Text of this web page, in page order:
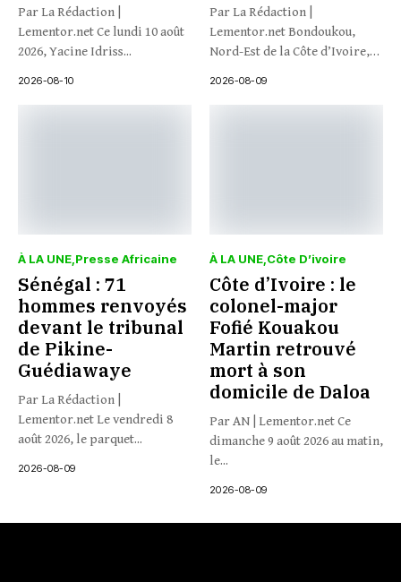
Par La Rédaction |
Lementor.net Ce lundi 10 août
2026, Yacine Idriss...
2026-08-10
Par La Rédaction |
Lementor.net Bondoukou,
Nord-Est de la Côte d’Ivoire,
2026-08-09
À LA UNE Presse Africaine
Sénégal : 71
hommes renvoyés
devant le tribunal
de Pikine-
Guédiawaye
Par La Rédaction |
Lementor.net Le vendredi 8
août 2026, le parquet...
2026-08-09
À LA UNE Côte D’ivoire
Côte d’Ivoire : le
colonel-major
Fofié Kouakou
Martin retrouvé
mort à son
domicile de Daloa
Par AN | Lementor.net Ce
dimanche 9 août 2026 au matin,
le...
2026-08-09